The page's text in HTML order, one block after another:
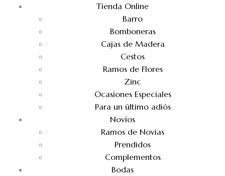
Tienda Online
Barro
Bomboneras
Cajas de Madera
Cestos
Ramos de Flores
Zinc
Ocasiones Especiales
Para un último adiós
Novios
Ramos de Novias
Prendidos
Complementos
Bodas